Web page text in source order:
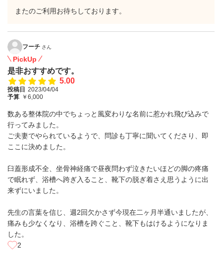
またのご利用お待ちしております。
フーチ さん
PickUp
是非おすすめです。
5.00
投稿日 2023/04/04
予算 ￥6,000
数ある整体院の中でちょっと風変わりな名前に惹かれ飛び込みで
行ってみました。
ご夫妻でやられているようで、問診も丁寧に聞いてくださり、即
ここに決めました。
臼蓋形成不全、坐骨神経痛で昼夜問わず泣きたいほどの脚の疼痛
で眠れず、浴槽へ跨ぎ入ること、靴下の脱ぎ着さえ思うように出
来ずにいました。
先生の言葉を信じ、週2回欠かさず今現在二ヶ月半通いましたが、
痛みも少なくなり、浴槽を跨ぐこと、靴下もはけるようになりま
した。
2